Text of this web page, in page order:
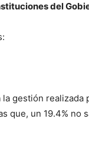
del
gestión
que, un 19.4% no